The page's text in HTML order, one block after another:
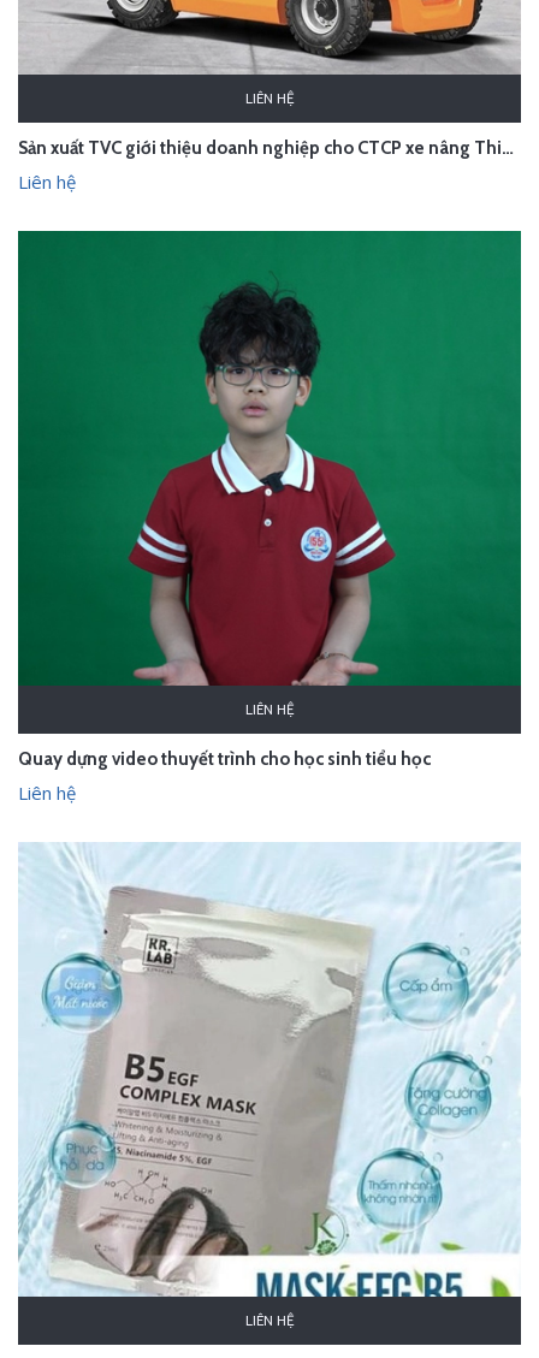
LIÊN HỆ
Sản xuất TVC giới thiệu doanh nghiệp cho CTCP xe nâng Thiên Sơn
Liên hệ
LIÊN HỆ
Quay dựng video thuyết trình cho học sinh tiểu học
Liên hệ
LIÊN HỆ